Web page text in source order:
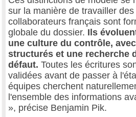
sur la manière de travailler
collaborateurs français sont
globale du dossier. Ils
une culture du contrôle,
structurés et une recherche
défaut. Toutes les écritures
validées avant de passer à
équipes cherchent
l'ensemble des informations
», précise Benjamin Pik.